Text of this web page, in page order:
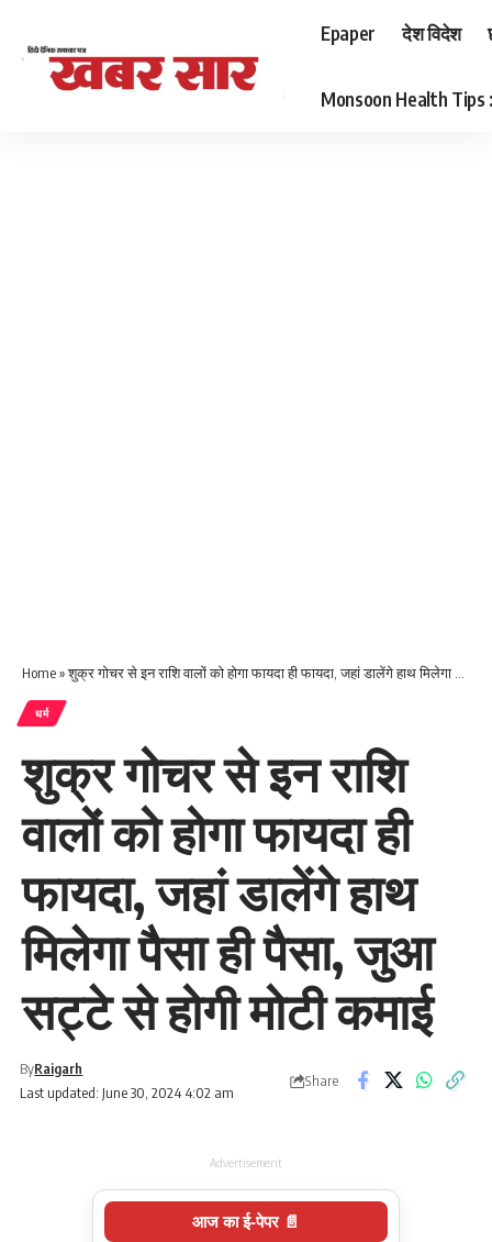
Epaper देश विदेश
Monsoon Health Tips :
Home»शुक्र गोचर से इन राशि वालों को होगा फायदा ही फायदा, जहां डालेंगे हाथ मिलेगा पैसा ही पैसा, जुआ सट्टे से होगी मोटी कमाई
धर्म
शुक्र गोचर से इन राशि
वालों को होगा फायदा ही
फायदा, जहां डालेंगे हाथ
मिलेगा पैसा ही पैसा, जुआ
सट्टे से होगी मोटी कमाई
Last updated: June 30, 2024 4:02 am
ByRaigarh
Share
Advertisement
आज का ई-पेपर 📄